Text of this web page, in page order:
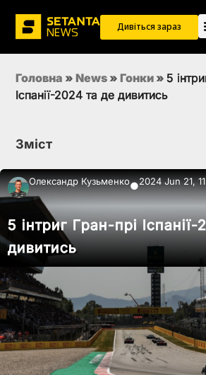
Дивіться зараз
Головна » News » Гонки » 5
Іспанії-2024 та де дивитись
Зміст
Олександр Кузьменко●2024 Jun 21,
5 інтриг Гран-прі
дивитись